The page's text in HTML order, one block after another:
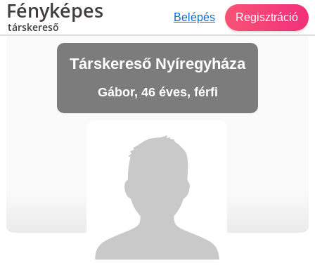
Fényképes
társkereső
Belépés Regisztráció
Társkereső Nyíregyháza
Gábor, 46 éves, férfi